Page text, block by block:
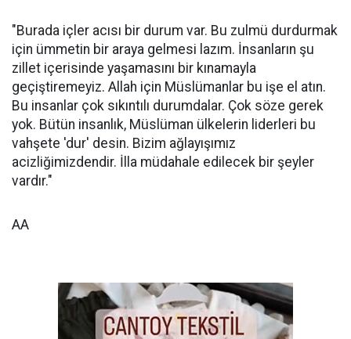
"Burada içler acısı bir durum var. Bu zulmü durdurmak
için ümmetin bir araya gelmesi lazım. İnsanların şu
zillet içerisinde yaşamasını bir kınamayla
geçiştiremeyiz. Allah için Müslümanlar bu işe el atın.
Bu insanlar çok sıkıntılı durumdalar. Çok söze gerek
yok. Bütün insanlık, Müslüman ülkelerin liderleri bu
vahşete 'dur' desin. Bizim ağlayışımız
acizliğimizdendir. İlla müdahale edilecek bir şeyler
vardır."
AA